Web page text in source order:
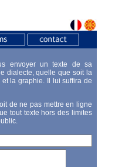
envoyer un texte de sa
dialecte, quelle que soit la
la graphie. Il lui suffira de
de ne pas mettre en ligne
tout texte hors des limites